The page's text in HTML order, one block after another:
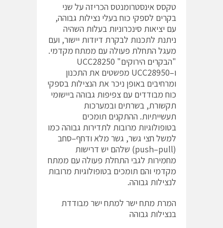
טקסס אינסטרומנטס הכריזה על שני
בקרים לספקי כוח בעלי נצילות גבוהה,
עם יציאות סינכרוניות בעלות השהיה
ניתנת לתכנות לבקרת דיודות יישור, ועם
מעגל התחלת פעולה עם ממתח מקדמי.
"הבקרים הירוקים" UCC28250
ו–UCC28950 מפשטים את התכנון
ומרחיבים באופן ניכר את הנצילות בספקי
כוח מבודדים עם צפיפות גבוהה ביישומי
תקשורת, בשרתים ובמערכות
תעשייתיות. ההתקנים תומכים
בטופולוגיות מרובות לתדירות גבוהה כמו
למשל חצי גשר, גשר מלא ודחף–סחב
(push–pull) שלהם יש דרישות
מחמירות לגבי התחלת פעולה עם ממתח
מקדמי והם תומכים בטופולוגיות מרובות
לנצילות גבוהה.
המרת מתח ישר למתח ישר מבודדת
בנצילות גבוהה